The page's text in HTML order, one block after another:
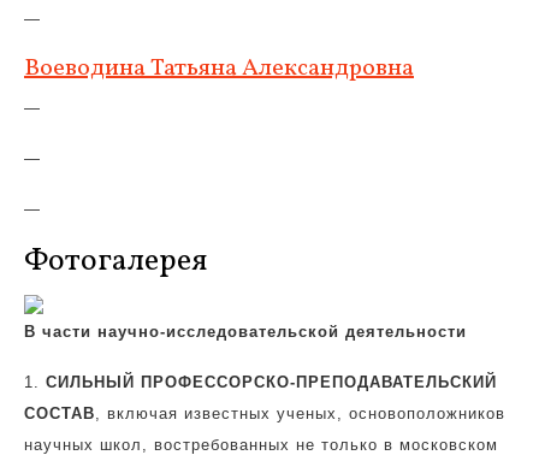
—
Воеводина Татьяна Александровна
—
—
—
Фотогалерея
В части научно-исследовательской деятельности
1. СИЛЬНЫЙ ПРОФЕССОРСКО-ПРЕПОДАВАТЕЛЬСКИЙ
СОСТАВ, включая известных ученых, основоположников
научных школ, востребованных не только в московском